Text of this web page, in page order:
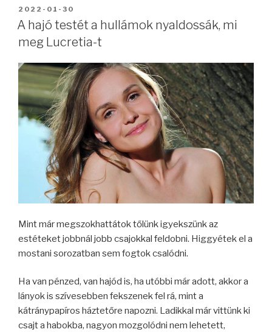
BEKÜLDVE:
2022-01-30
A hajó testét a hullámok nyaldossák, mi
meg Lucretia-t
Mint már megszokhattátok tőlünk igyekszünk az
estéteket jobbnál jobb csajokkal feldobni. Higgyétek el a
mostani sorozatban sem fogtok csalódni.
Ha van pénzed, van hajód is, ha utóbbi már adott, akkor a
lányok is szívesebben fekszenek fel rá, mint a
kátránypapíros háztetőre napozni. Ladikkal már vittünk ki
csajt a habokba, nagyon mozgolódni nem lehetett,